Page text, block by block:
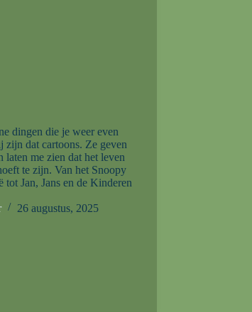
dingen die je weer even
zijn dat cartoons. Ze geven
laten me zien dat het leven
te zijn. Van het Snoopy
Jan, Jans en de Kinderen
26 augustus, 2025